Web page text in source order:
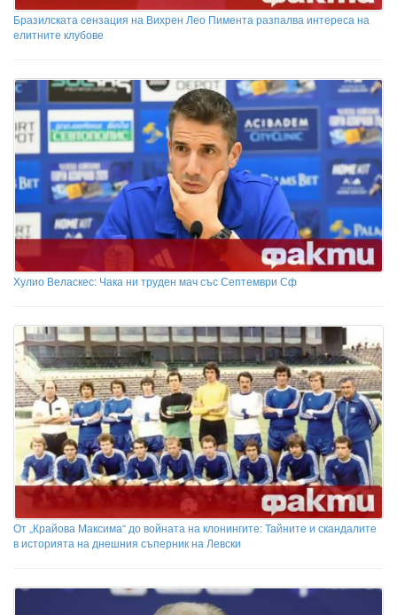
Бразилската сензация на Вихрен Лео Пимента разпалва интереса на
елитните клубове
Хулио Веласкес: Чака ни труден мач със Септември Сф
От „Крайова Максима“ до войната на клонингите: Тайните и скандалите
в историята на днешния съперник на Левски